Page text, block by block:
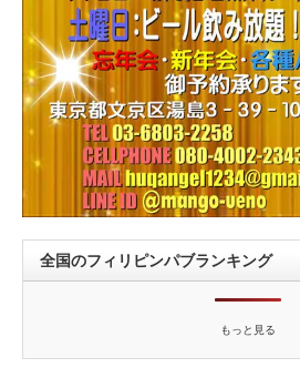
全国のフィリピンパブランキング
もっと見る